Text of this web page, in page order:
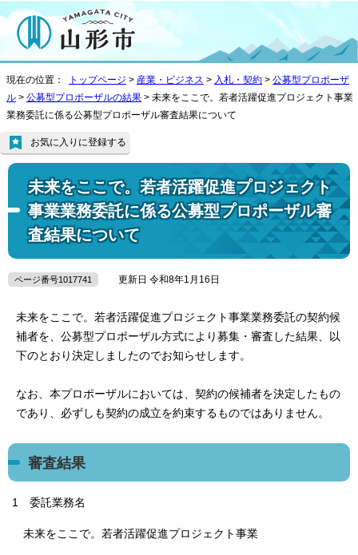
現在の位置： トップページ > 産業・ビジネス > 入札・契約 > 公募型プロポーザ
ル > 公募型プロポーザルの結果 > 未来をここで。若者活躍促進プロジェクト事業
業務委託に係る公募型プロポーザル審査結果について
未来をここで。若者活躍促進プロジェクト
事業業務委託に係る公募型プロポーザル審
査結果について
お気に入りに登録する
ページ番号1017741 更新日 令和8年1月16日
未来をここで。若者活躍促進プロジェクト事業業務委託の契約候
補者を、公募型プロポーザル方式により募集・審査した結果、以
下のとおり決定しましたのでお知らせします。
なお、本プロポーザルにおいては、契約の候補者を決定したもの
であり、必ずしも契約の成立を約束するものではありません。
審査結果
1 委託業務名
未来をここで。若者活躍促進プロジェクト事業